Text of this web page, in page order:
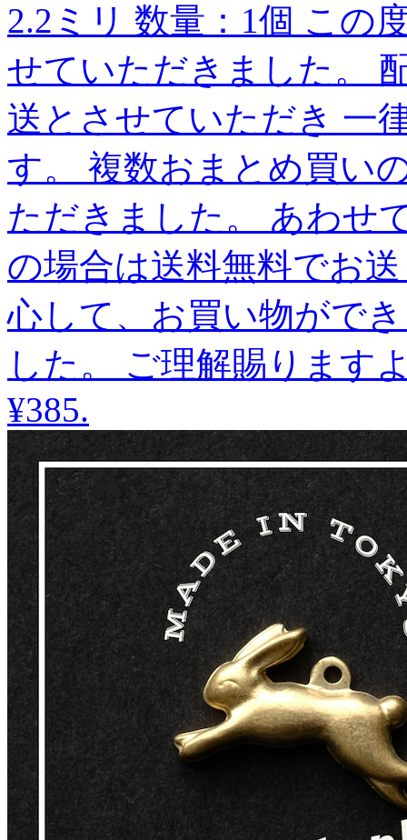
2.2ミリ 数量：1個 この
せていただきました。
送とさせていただき 一
す。 複数おまとめ買い
ただきました。 あわせ
の場合は送料無料でお
心して、お買い物がで
した。 ご理解賜りま
¥385.